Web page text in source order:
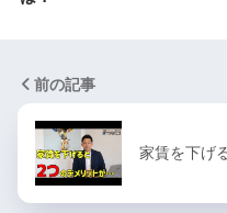
前の記事
家賃を下げ